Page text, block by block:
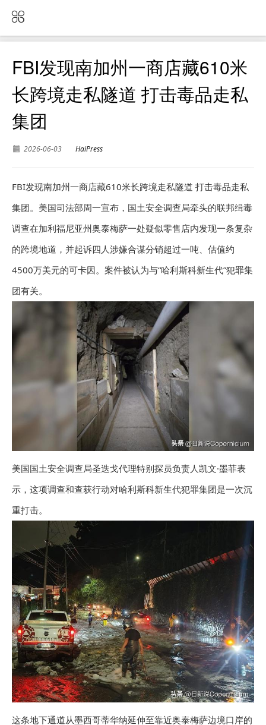
FBI发现南加州一商店藏610米
长跨境走私隧道 打击毒品走私
集团
2026-06-03 HaiPress
FBI发现南加州一商店藏610米长跨境走私隧道 打击毒品走私
集团。美国司法部周一宣布，国土安全调查局牵头的联邦缉毒
调查在加利福尼亚州奥泰梅萨一处疑似零售店内发现一条复杂
的跨境地道，并起诉四人涉嫌合谋分销超过一吨、估值约
4500万美元的可卡因。案件被认为与“哈利斯科新生代”犯罪集
团有关。
美国国土安全调查局圣迭戈代理特别探员负责人凯文·墨菲表
示，这项调查和查获行动对哈利斯科新生代犯罪集团是一次沉
重打击。
这条地下通道从墨西哥蒂华纳延伸至靠近奥泰梅萨边境口岸的